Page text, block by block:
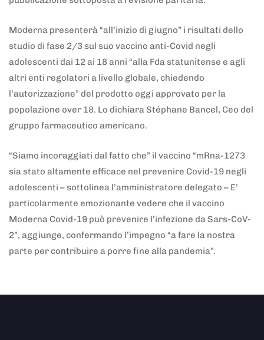
Moderna presenterà “all’inizio di giugno” i risultati dello
studio di fase 2/3 sul suo vaccino anti-Covid negli
adolescenti dai 12 ai 18 anni “alla Fda statunitense e agli
altri enti regolatori a livello globale, chiedendo
l’autorizzazione” del prodotto oggi approvato per la
popolazione over 18. Lo dichiara Stéphane Bancel, Ceo del
gruppo farmaceutico americano.
“Siamo incoraggiati dal fatto che” il vaccino “mRna-1273
sia stato altamente efficace nel prevenire Covid-19 negli
adolescenti – sottolinea l’amministratore delegato – E’
particolarmente emozionante vedere che il vaccino
Moderna Covid-19 può prevenire l’infezione da Sars-CoV-
2”, aggiunge, confermando l’impegno “a fare la nostra
parte per contribuire a porre fine alla pandemia”.